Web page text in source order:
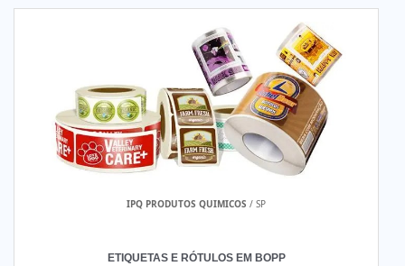
IPQ PRODUTOS QUIMICOS / SP
ETIQUETAS E RÓTULOS EM BOPP